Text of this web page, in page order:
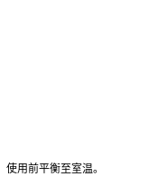
用前平衡至室温。